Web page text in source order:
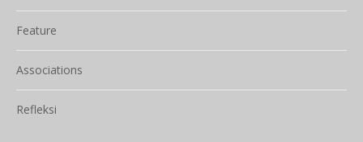
Feature
Associations
Refleksi